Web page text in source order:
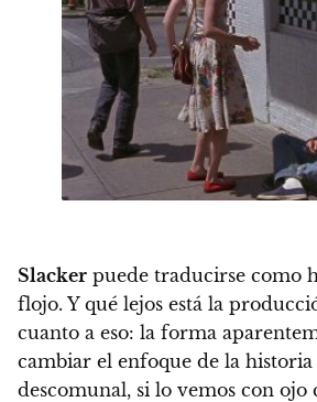
Slacker puede traducirse como
flojo. Y qué lejos está la
cuanto a eso: la forma
cambiar el enfoque de la
descomunal, si lo vemos con ojo